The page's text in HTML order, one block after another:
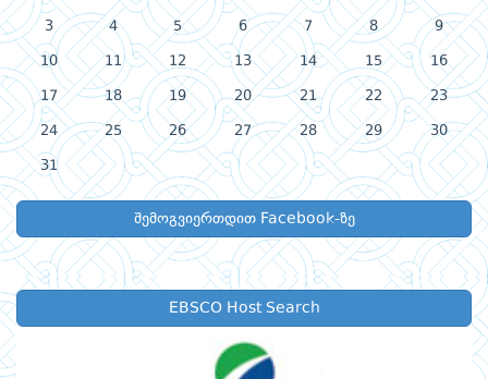
3 4 5 6 7 8 9
10 11 12 13 14 15 16
17 18 19 20 21 22 23
24 25 26 27 28 29 30
31
შემოგვიერთდით Facebook-ზე
EBSCO Host Search